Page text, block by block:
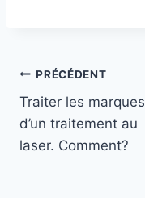
Navigation
de
l’article
PRÉCÉDENT
Traiter les marques
d’un traitement au
laser. Comment?